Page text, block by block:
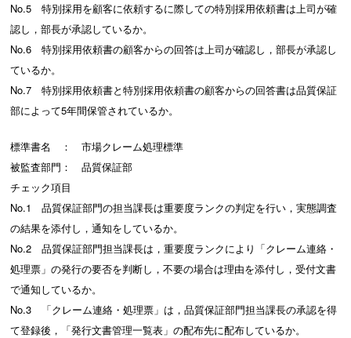
No.5 特別採用を顧客に依頼するに際しての特別採用依頼書は上司が確
認し，部長が承認しているか。
No.6 特別採用依頼書の顧客からの回答は上司が確認し，部長が承認し
ているか。
No.7 特別採用依頼書と特別採用依頼書の顧客からの回答書は品質保証
部によって5年間保管されているか。
標準書名 ： 市場クレーム処理標準
被監査部門： 品質保証部
チェック項目
No.1 品質保証部門の担当課長は重要度ランクの判定を行い，実態調査
の結果を添付し，通知をしているか。
No.2 品質保証部門担当課長は，重要度ランクにより「クレーム連絡・
処理票」の発行の要否を判断し，不要の場合は理由を添付し，受付文書
で通知しているか。
No.3 「クレーム連絡・処理票」は，品質保証部門担当課長の承認を得
て登録後，「発行文書管理一覧表」の配布先に配布しているか。